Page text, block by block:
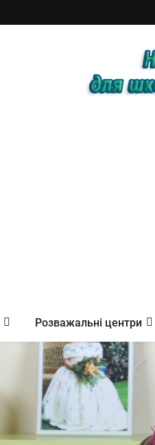
Розважальні центри